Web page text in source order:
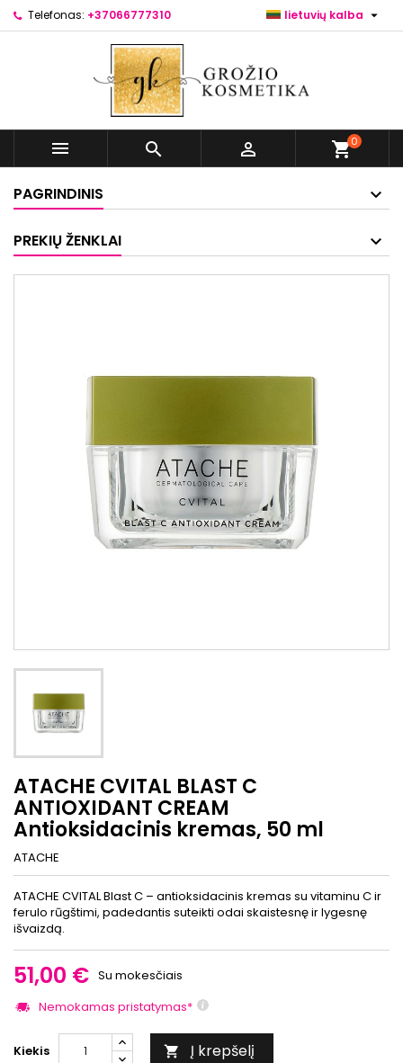
Telefonas: +37066777310 lietuvių kalba 
   shopping_cart0
PAGRINDINIS
PREKIŲ ŽENKLAI
ATACHE CVITAL BLAST C
ANTIOXIDANT CREAM
Antioksidacinis kremas, 50 ml
ATACHE
ATACHE CVITAL Blast C – antioksidacinis kremas su vitaminu C ir
ferulo rūgštimi, padedantis suteikti odai skaistesnę ir lygesnę
išvaizdą.
51,00 € Su mokesčiais
Nemokamas pristatymas*
Kiekis  Į krepšelį